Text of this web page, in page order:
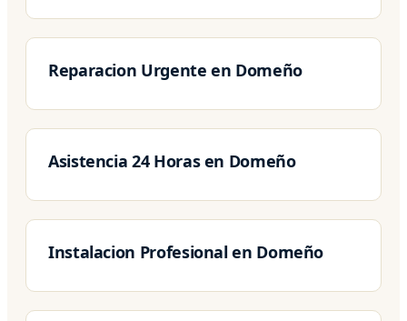
Reparacion Urgente en Domeño
Asistencia 24 Horas en Domeño
Instalacion Profesional en Domeño